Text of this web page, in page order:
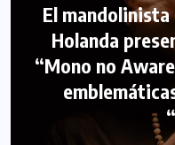
El
Holanda
“Mono no
NOTICIAS
FIPETUR se